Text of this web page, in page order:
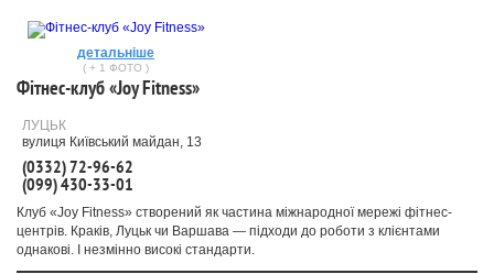
детальніше
( + 1 ФОТО )
Фітнес-клуб «Joy Fitness»
ЛУЦЬК
вулиця Київський майдан, 13
(0332) 72-96-62
(099) 430-33-01
Клуб «Joy Fitness» створений як частина міжнародної мережі фітнес-
центрів. Краків, Луцьк чи Варшава — підходи до роботи з клієнтами
однакові. І незмінно високі стандарти.